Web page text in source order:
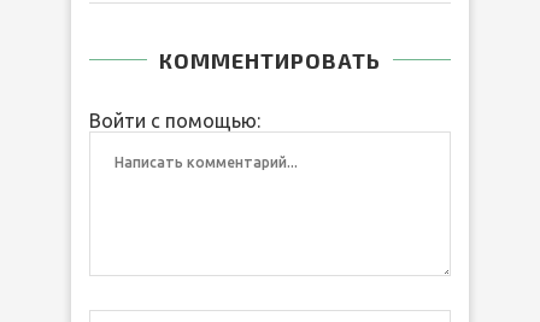
КОММЕНТИРОВАТЬ
Войти с помощью: